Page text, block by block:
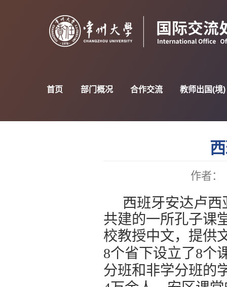
首页 部门概况 合作交流 教师出国(境)
作者：
西班牙安达卢
共建的一所孔子课
校教授中文，提供
8个省下设立了8个
分班和非学分班的